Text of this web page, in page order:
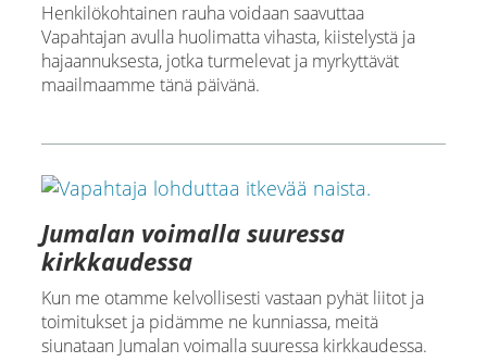
Henkilökohtainen rauha voidaan saavuttaa
Vapahtajan avulla huolimatta vihasta, kiistelystä ja
hajaannuksesta, jotka turmelevat ja myrkyttävät
maailmaamme tänä päivänä.
Jumalan voimalla suuressa
kirkkaudessa
Kun me otamme kelvollisesti vastaan pyhät liitot ja
toimitukset ja pidämme ne kunniassa, meitä
siunataan Jumalan voimalla suuressa kirkkaudessa.